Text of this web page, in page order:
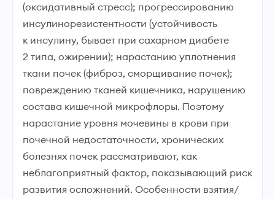
(оксидативный стресс); прогрессированию
инсулинорезистентности (устойчивость
к инсулину, бывает при сахарном диабете
2 типа, ожирении); нарастанию уплотнения
ткани почек (фиброз, сморщивание почек);
повреждению тканей кишечника, нарушению
состава кишечной микрофлоры. Поэтому
нарастание уровня мочевины в крови при
почечной недостаточности, хронических
болезнях почек рассматривают, как
неблагоприятный фактор, показывающий риск
развития осложнений. Особенности взятия/